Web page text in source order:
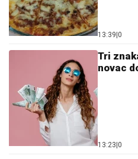
13:39|0
Tri
novac
13:23|0